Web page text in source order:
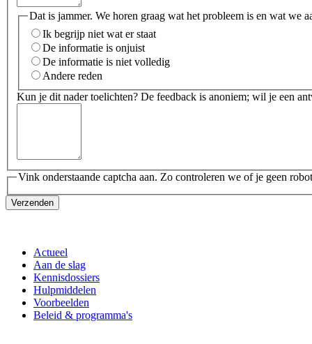
Dat is jammer. We horen graag wat het probleem is en wat we
Ik begrijp niet wat er staat
De informatie is onjuist
De informatie is niet volledig
Andere reden
Kun je dit nader toelichten? De feedback is anoniem; wil je een
Vink onderstaande captcha aan. Zo controleren we of je geen
Verzenden
Actueel
Aan de slag
Kennisdossiers
Hulpmiddelen
Voorbeelden
Beleid & programma's